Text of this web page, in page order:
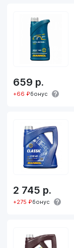
659 р.
+66 ₽бонус
2 745 р.
+275 ₽бонус